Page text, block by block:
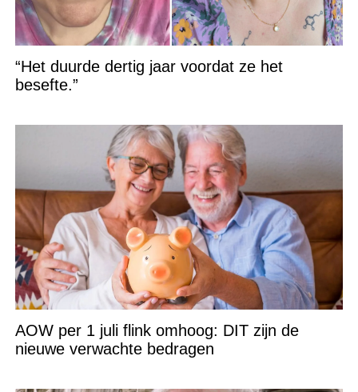
“Het duurde dertig jaar voordat ze het
besefte.”
AOW per 1 juli flink omhoog: DIT zijn de
nieuwe verwachte bedragen